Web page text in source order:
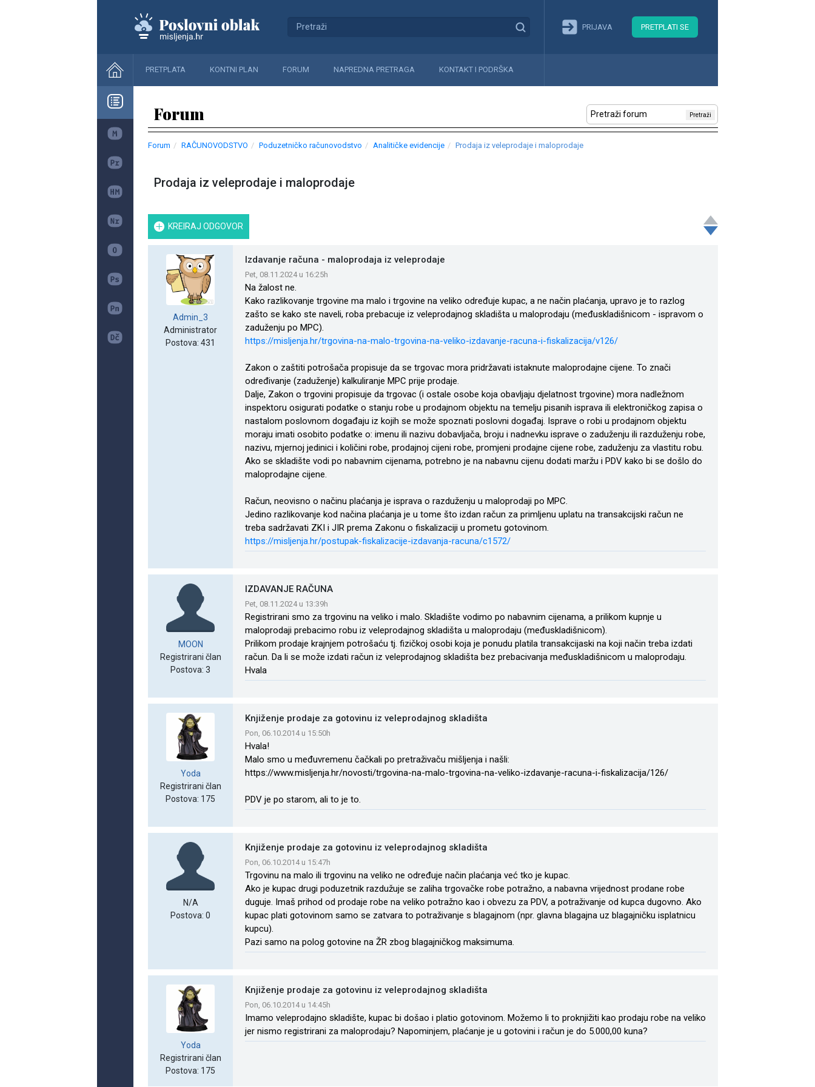
PRIJAVA PRETPLATI SE
PRETPLATA KONTNI PLAN FORUM NAPREDNA PRETRAGA KONTAKT I PODRŠKA
Forum Pretraži
Forum RAČUNOVODSTVO Poduzetničko računovodstvo Analitičke evidencije Prodaja iz veleprodaje i maloprodaje
Prodaja iz veleprodaje i maloprodaje
KREIRAJ ODGOVOR
Admin_3
Administrator
Postova: 431
Izdavanje računa - maloprodaja iz veleprodaje
Pet, 08.11.2024 u 16:25h
Na žalost ne.
Kako razlikovanje trgovine ma malo i trgovine na veliko određuje kupac, a ne način plaćanja, upravo je to razlog
zašto se kako ste naveli, roba prebacuje iz veleprodajnog skladišta u maloprodaju (međuskladišnicom - ispravom o
zaduženju po MPC).
https://misljenja.hr/trgovina-na-malo-trgovina-na-veliko-izdavanje-racuna-i-fiskalizacija/v126/
Zakon o zaštiti potrošača propisuje da se trgovac mora pridržavati istaknute maloprodajne cijene. To znači
određivanje (zaduženje) kalkuliranje MPC prije prodaje.
Dalje, Zakon o trgovini propisuje da trgovac (i ostale osobe koja obavljaju djelatnost trgovine) mora nadležnom
inspektoru osigurati podatke o stanju robe u prodajnom objektu na temelju pisanih isprava ili elektroničkog zapisa o
nastalom poslovnom događaju iz kojih se može spoznati poslovni događaj. Isprave o robi u prodajnom objektu
moraju imati osobito podatke o: imenu ili nazivu dobavljača, broju i nadnevku isprave o zaduženju ili razduženju robe,
nazivu, mjernoj jedinici i količini robe, prodajnoj cijeni robe, promjeni prodajne cijene robe, zaduženju za vlastitu robu.
Ako se skladište vodi po nabavnim cijenama, potrebno je na nabavnu cijenu dodati maržu i PDV kako bi se došlo do
maloprodajne cijene.
Račun, neovisno o načinu plaćanja je isprava o razduženju u maloprodaji po MPC.
Jedino razlikovanje kod načina plaćanja je u tome što izdan račun za primljenu uplatu na transakcijski račun ne
treba sadržavati ZKI i JIR prema Zakonu o fiskalizaciji u prometu gotovinom.
https://misljenja.hr/postupak-fiskalizacije-izdavanja-racuna/c1572/
MOON
Registrirani član
Postova: 3
IZDAVANJE RAČUNA
Pet, 08.11.2024 u 13:39h
Registrirani smo za trgovinu na veliko i malo. Skladište vodimo po nabavnim cijenama, a prilikom kupnje u
maloprodaji prebacimo robu iz veleprodajnog skladišta u maloprodaju (međuskladišnicom).
Prilikom prodaje krajnjem potrošaću tj. fizičkoj osobi koja je ponudu platila transakcijaski na koji način treba izdati
račun. Da li se može izdati račun iz veleprodajnog skladišta bez prebacivanja međuskladišnicom u maloprodaju.
Hvala
Yoda
Registrirani član
Postova: 175
Knjiženje prodaje za gotovinu iz veleprodajnog skladišta
Pon, 06.10.2014 u 15:50h
Hvala!
Malo smo u međuvremenu čačkali po pretraživaču mišljenja i našli:
https://www.misljenja.hr/novosti/trgovina-na-malo-trgovina-na-veliko-izdavanje-racuna-i-fiskalizacija/126/
PDV je po starom, ali to je to.
N/A
Postova: 0
Knjiženje prodaje za gotovinu iz veleprodajnog skladišta
Pon, 06.10.2014 u 15:47h
Trgovinu na malo ili trgovinu na veliko ne određuje način plaćanja već tko je kupac.
Ako je kupac drugi poduzetnik razdužuje se zaliha trgovačke robe potražno, a nabavna vrijednost prodane robe
duguje. Imaš prihod od prodaje robe na veliko potražno kao i obvezu za PDV, a potraživanje od kupca dugovno. Ako
kupac plati gotovinom samo se zatvara to potraživanje s blagajnom (npr. glavna blagajna uz blagajničku isplatnicu
kupcu).
Pazi samo na polog gotovine na ŽR zbog blagajničkog maksimuma.
Yoda
Registrirani član
Postova: 175
Knjiženje prodaje za gotovinu iz veleprodajnog skladišta
Pon, 06.10.2014 u 14:45h
Imamo veleprodajno skladište, kupac bi došao i platio gotovinom. Možemo li to proknjižiti kao prodaju robe na veliko
jer nismo registrirani za maloprodaju? Napominjem, plaćanje je u gotovini i račun je do 5.000,00 kuna?